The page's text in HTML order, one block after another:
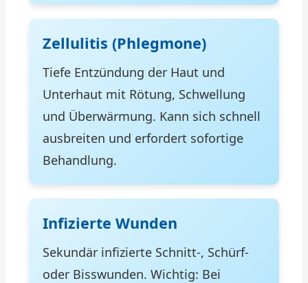
Zellulitis (Phlegmone)
Tiefe Entzündung der Haut und
Unterhaut mit Rötung, Schwellung
und Überwärmung. Kann sich schnell
ausbreiten und erfordert sofortige
Behandlung.
Infizierte Wunden
Sekundär infizierte Schnitt-, Schürf-
oder Bisswunden. Wichtig: Bei